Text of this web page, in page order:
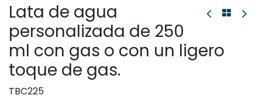
Lata de agua
personalizada de 250
ml con gas o con un ligero
toque de gas.
TBC225